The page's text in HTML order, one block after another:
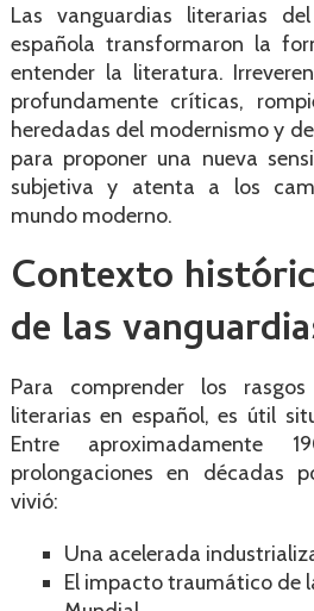
Las vanguardias literarias
española transformaron la
entender la literatura.
profundamente críticas,
heredadas del modernismo y
para proponer una nueva
subjetiva y atenta a los
mundo moderno.
Contexto
de las
Para comprender los
literarias en español, es útil
Entre aproximadamente
prolongaciones en décadas
vivió:
Una acelerada
El impacto traumático de